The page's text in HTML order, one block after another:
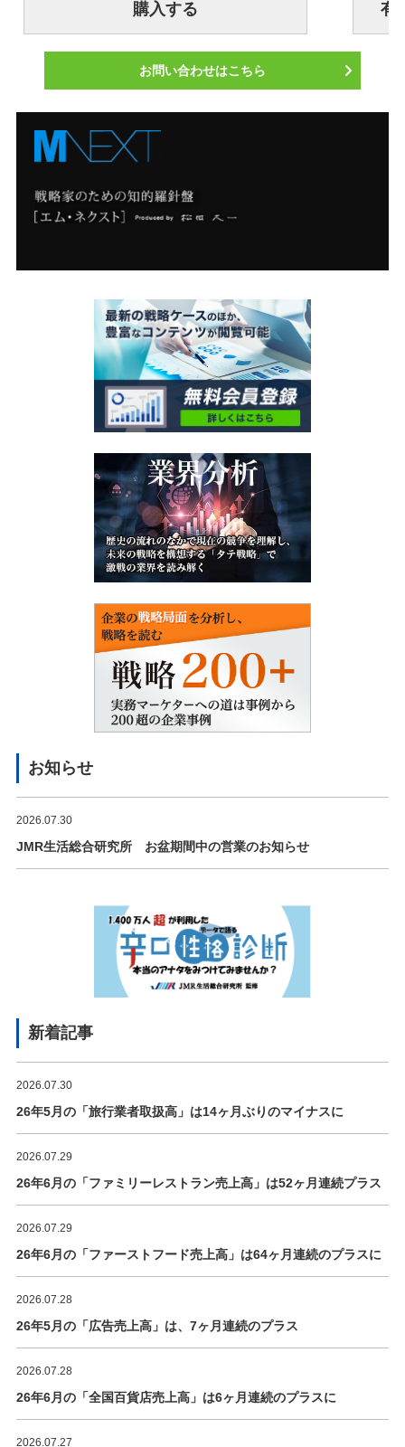
お問い合わせはこちら
お知らせ
2026.07.30
JMR生活総合研究所 お盆期間中の営業のお知らせ
新着記事
2026.07.30
26年5月の「旅行業者取扱高」は14ヶ月ぶりのマイナスに
2026.07.29
26年6月の「ファミリーレストラン売上高」は52ヶ月連続プラス
2026.07.29
26年6月の「ファーストフード売上高」は64ヶ月連続のプラスに
2026.07.28
26年5月の「広告売上高」は、7ヶ月連続のプラス
2026.07.28
26年6月の「全国百貨店売上高」は6ヶ月連続のプラスに
2026.07.27